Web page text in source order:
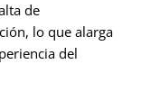
de
lo que alarga
del